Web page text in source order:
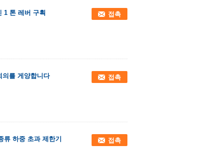
1 톤 레버 구획 접촉
의를 게양합니다 접촉
하중 초과 제한기 접촉